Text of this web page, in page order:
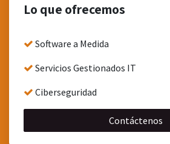
Lo que ofrecemos
Software a Medida
Servicios Gestionados IT
Ciberseguridad
Contáctenos